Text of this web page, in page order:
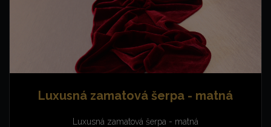
Luxusná zamatová šerpa - matná
Luxusná zamatová šerpa - matná